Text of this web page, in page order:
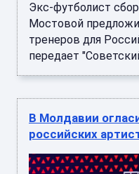
Экс-футболист
Мостовой
тренеров для
передает
В Молдавии
российских